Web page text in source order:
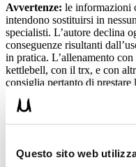
Questo sito web
Avvertenze: le informazioni
intendono sostituirsi in
specialisti. L’autore declina
conseguenze risultanti
in pratica. L’allenamento
kettlebell, con il trx, e con
consiglia pertanto di prestare
esercizi e metodologie
il proprio medico di fiducia
Condividi: